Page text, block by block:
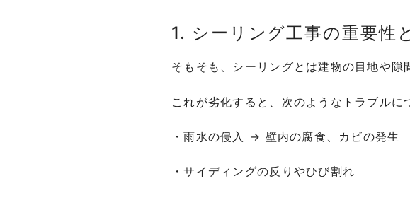
1. シーリング工事の重要性
そもそも、シーリングとは建物の目地や隙
これが劣化すると、次のようなトラブルに
・雨水の侵入 → 壁内の腐食、カビの発生
・サイディングの反りやひび割れ